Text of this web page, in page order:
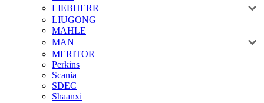
LIEBHERR
LIUGONG
MAHLE
MAN
MERITOR
Perkins
Scania
SDEC
Shaanxi